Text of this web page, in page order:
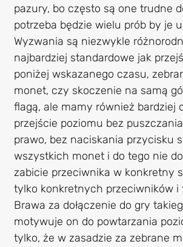
pazury, bo często są one trudne
potrzeba będzie wielu prób by je
Wyzwania są niezwykle
najbardziej standardowe jak
poniżej wskazanego czasu,
monet, czy skoczenie na samą
flagą, ale mamy również bardziej
przejście poziomu bez
prawo, bez naciskania przycisku
wszystkich monet i do tego nie
zabicie przeciwnika w konkretny
tylko konkretnych przeciwników i
Brawa za dołączenie do gry
motywuje on do powtarzania
tylko, że w zasadzie za zebrane